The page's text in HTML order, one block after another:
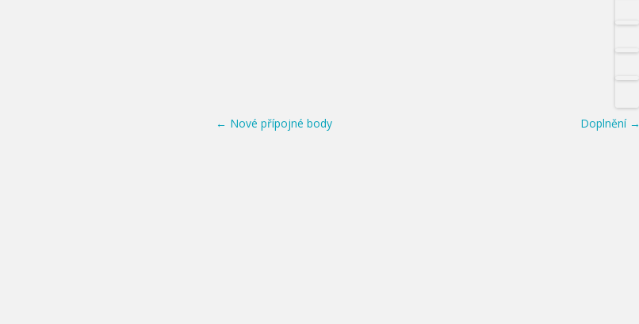
Post navigation
← Nové přípojné body Doplnění →